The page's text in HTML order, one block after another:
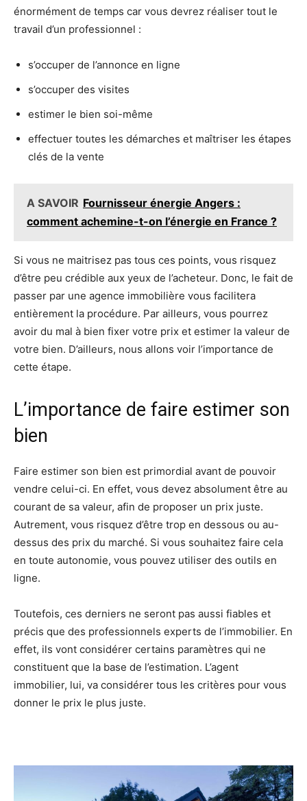
énormément de temps car vous devrez réaliser tout le
travail d’un professionnel :
s’occuper de l’annonce en ligne
s’occuper des visites
estimer le bien soi-même
effectuer toutes les démarches et maîtriser les étapes
clés de la vente
A SAVOIR Fournisseur énergie Angers :
comment achemine-t-on l’énergie en France ?
Si vous ne maitrisez pas tous ces points, vous risquez
d’être peu crédible aux yeux de l’acheteur. Donc, le fait de
passer par une agence immobilière vous facilitera
entièrement la procédure. Par ailleurs, vous pourrez
avoir du mal à bien fixer votre prix et estimer la valeur de
votre bien. D’ailleurs, nous allons voir l’importance de
cette étape.
L’importance de faire estimer son
bien
Faire estimer son bien est primordial avant de pouvoir
vendre celui-ci. En effet, vous devez absolument être au
courant de sa valeur, afin de proposer un prix juste.
Autrement, vous risquez d’être trop en dessous ou au-
dessus des prix du marché. Si vous souhaitez faire cela
en toute autonomie, vous pouvez utiliser des outils en
ligne.
Toutefois, ces derniers ne seront pas aussi fiables et
précis que des professionnels experts de l’immobilier. En
effet, ils vont considérer certains paramètres qui ne
constituent que la base de l’estimation. L’agent
immobilier, lui, va considérer tous les critères pour vous
donner le prix le plus juste.